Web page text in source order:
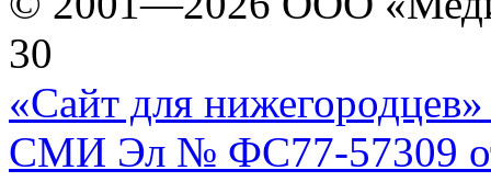
30
«Сайт для нижегородцев»
СМИ Эл № ФС77-57309